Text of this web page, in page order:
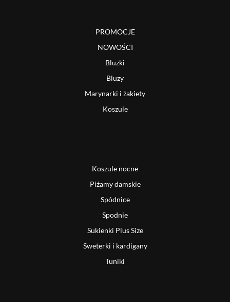
PROMOCJE
NOWOŚCI
Bluzki
Bluzy
Marynarki i żakiety
Koszule
Koszule nocne
Piżamy damskie
Spódnice
Spodnie
Sukienki Plus Size
Sweterki i kardigany
Tuniki